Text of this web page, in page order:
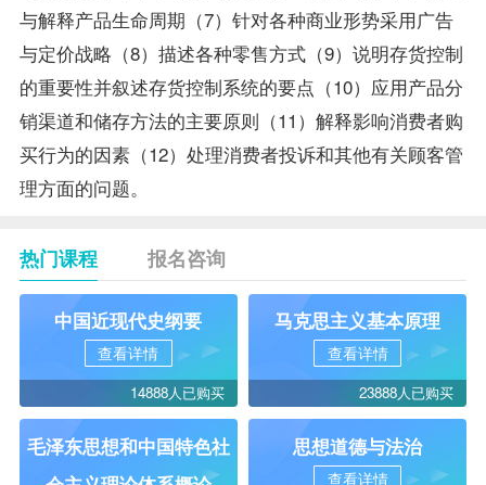
与解释产品生命周期（7）针对各种商业形势采用广告
与定价战略（8）描述各种零售方式（9）说明存货控制
的重要性并叙述存货控制系统的要点（10）应用产品分
销渠道和储存方法的主要原则（11）解释影响消费者购
买行为的因素（12）处理消费者投诉和其他有关顾客管
理方面的问题。
热门课程 报名咨询
中国近现代史纲要
查看详情
14888人已购买
马克思主义基本原理
查看详情
23888人已购买
毛泽东思想和中国特色社
思想道德与法治
查看详情